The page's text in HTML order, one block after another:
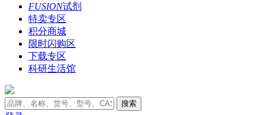
FUSION试剂
特卖专区
积分商城
限时闪购区
下载专区
科研生活馆
搜索